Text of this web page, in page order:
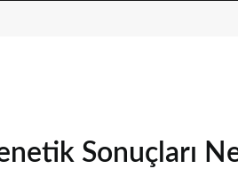
Sonuçları